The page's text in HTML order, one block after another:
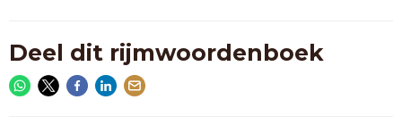
getij
gewei
hamei
Deel dit rijmwoordenboek